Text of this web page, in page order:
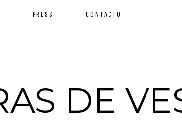
DE
PRESS CONTACTO